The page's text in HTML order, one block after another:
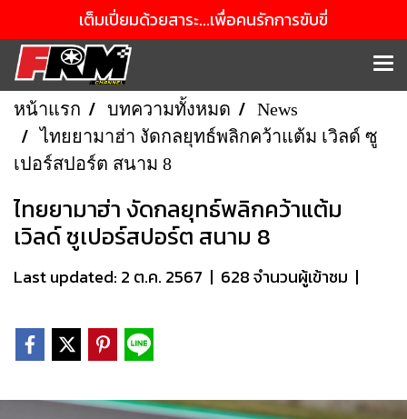
เต็มเปี่ยมด้วยสาระ...เพื่อคนรักการขับขี่
หน้าแรก บทความทั้งหมด
News
ไทยยามาฮ่า งัดกลยุทธ์พลิกคว้าแต้ม เวิลด์ ซู
เปอร์สปอร์ต สนาม 8
ไทยยามาฮ่า งัดกลยุทธ์พลิกคว้าแต้ม
เวิลด์ ซูเปอร์สปอร์ต สนาม 8
Last updated: 2 ต.ค. 2567 | 628 จำนวนผู้เข้าชม |